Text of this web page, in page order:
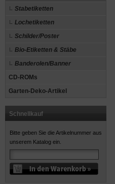
Stabetiketten
Lochetiketten
Schilder/Poster
Bio-Etiketten & Stäbe
Banderolen/Banner
CD-ROMs
Garten-Deko-Artikel
Schnellkauf
Bitte geben Sie die Artikelnummer aus
unserem Katalog ein.